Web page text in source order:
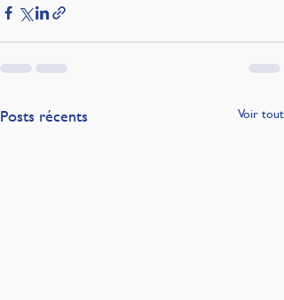
Posts récents Voir tout